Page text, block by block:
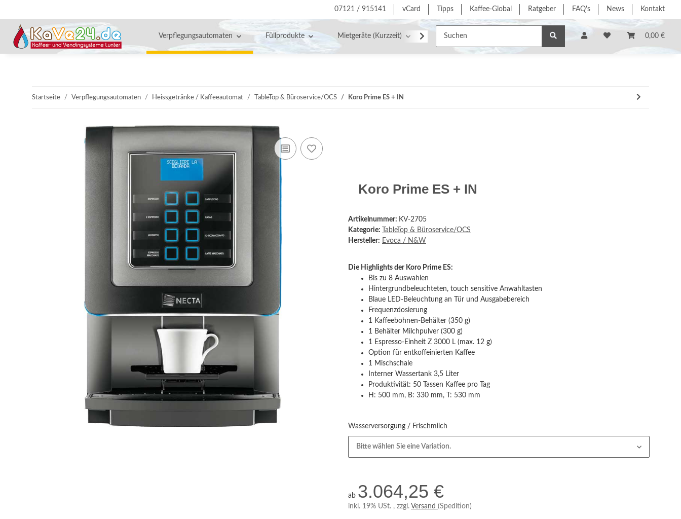
07121 / 915141 vCard Tipps Kaffee-Global Ratgeber FAQ's News Kontakt
0,00 €
Verpflegungsautomaten Füllprodukte Mietgeräte (Kurzzeit) Service/Dienstleistung % Sonderangebote % Hersteller
Startseite Verpflegungsautomaten Heissgetränke / Kaffeeautomat TableTop & Büroservice/OCS Koro Prime ES + IN
Koro Prime ES + IN
Artikelnummer: KV-2705
Kategorie:
TableTop & Büroservice/OCS
Hersteller: Evoca / N&W
Die Highlights der Koro Prime ES:
Bis zu 8 Auswahlen
Hintergrundbeleuchteten, touch sensitive Anwahltasten
Blaue LED-Beleuchtung an Tür und Ausgabebereich
Frequenzdosierung
1 Kaffeebohnen-Behälter (350 g)
1 Behälter Milchpulver (300 g)
1 Espresso-Einheit Z 3000 L (max. 12 g)
Option für entkoffeinierten Kaffee
1 Mischschale
Interner Wassertank 3,5 Liter
Produktivität: 50 Tassen Kaffee pro Tag
H: 500 mm, B: 330 mm, T: 530 mm
Wasserversorgung / Frischmilch
Bitte wählen Sie eine Variation.
ab 3.064,25 €
inkl. 19% USt. , zzgl. Versand (Spedition)